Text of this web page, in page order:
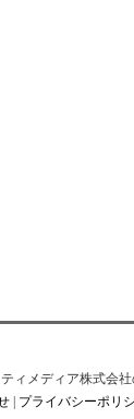
ィメディア株式会社
プライバシーポリ